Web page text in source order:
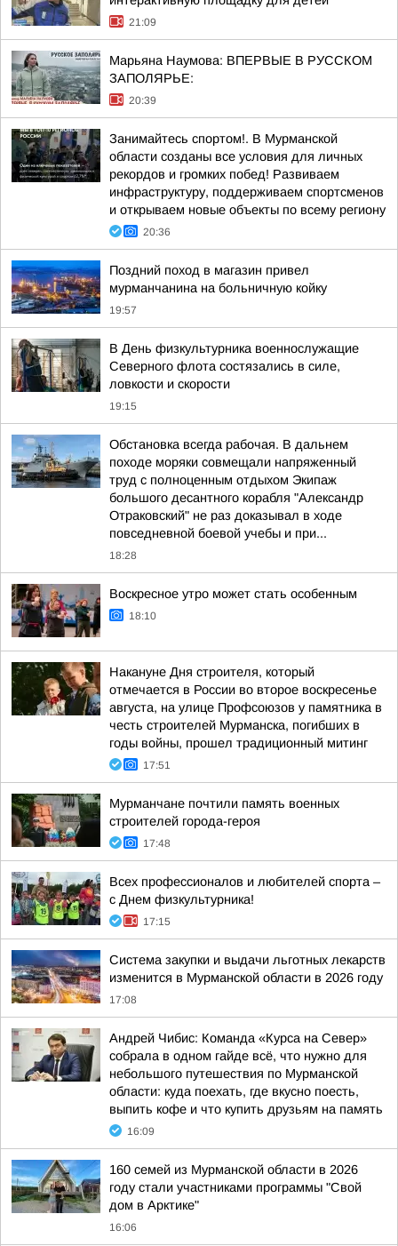
21:09
Марьяна Наумова: ВПЕРВЫЕ В РУССКОМ
ЗАПОЛЯРЬЕ:
20:39
Занимайтесь спортом!. В Мурманской
области созданы все условия для личных
рекордов и громких побед! Развиваем
инфраструктуру, поддерживаем спортсменов
и открываем новые объекты по всему региону
20:36
Поздний поход в магазин привел
мурманчанина на больничную койку
19:57
В День физкультурника военнослужащие
Северного флота состязались в силе,
ловкости и скорости
19:15
Обстановка всегда рабочая. В дальнем
походе моряки совмещали напряженный
труд с полноценным отдыхом Экипаж
большого десантного корабля "Александр
Отраковский" не раз доказывал в ходе
повседневной боевой учебы и при...
18:28
Воскресное утро может стать особенным
18:10
Накануне Дня строителя, который
отмечается в России во второе воскресенье
августа, на улице Профсоюзов у памятника в
честь строителей Мурманска, погибших в
годы войны, прошел традиционный митинг
17:51
Мурманчане почтили память военных
строителей города-героя
17:48
Всех профессионалов и любителей спорта –
с Днем физкультурника!
17:15
Система закупки и выдачи льготных лекарств
изменится в Мурманской области в 2026 году
17:08
Андрей Чибис: Команда «Курса на Север»
собрала в одном гайде всё, что нужно для
небольшого путешествия по Мурманской
области: куда поехать, где вкусно поесть,
выпить кофе и что купить друзьям на память
16:09
160 семей из Мурманской области в 2026
году стали участниками программы "Свой
дом в Арктике"
16:06